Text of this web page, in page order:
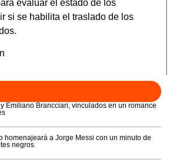
evaluar el estado de los
si se habilita el traslado de los
Emiliano Brancciari, vinculados en un romance
homenajeará a Jorge Messi con un minuto de
negros